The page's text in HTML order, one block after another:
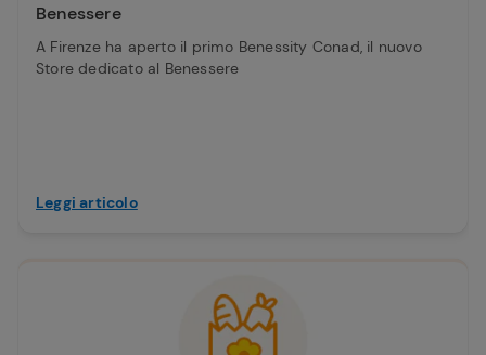
Benessere
A Firenze ha aperto il primo Benessity Conad, il nuovo
Store dedicato al Benessere
Leggi articolo